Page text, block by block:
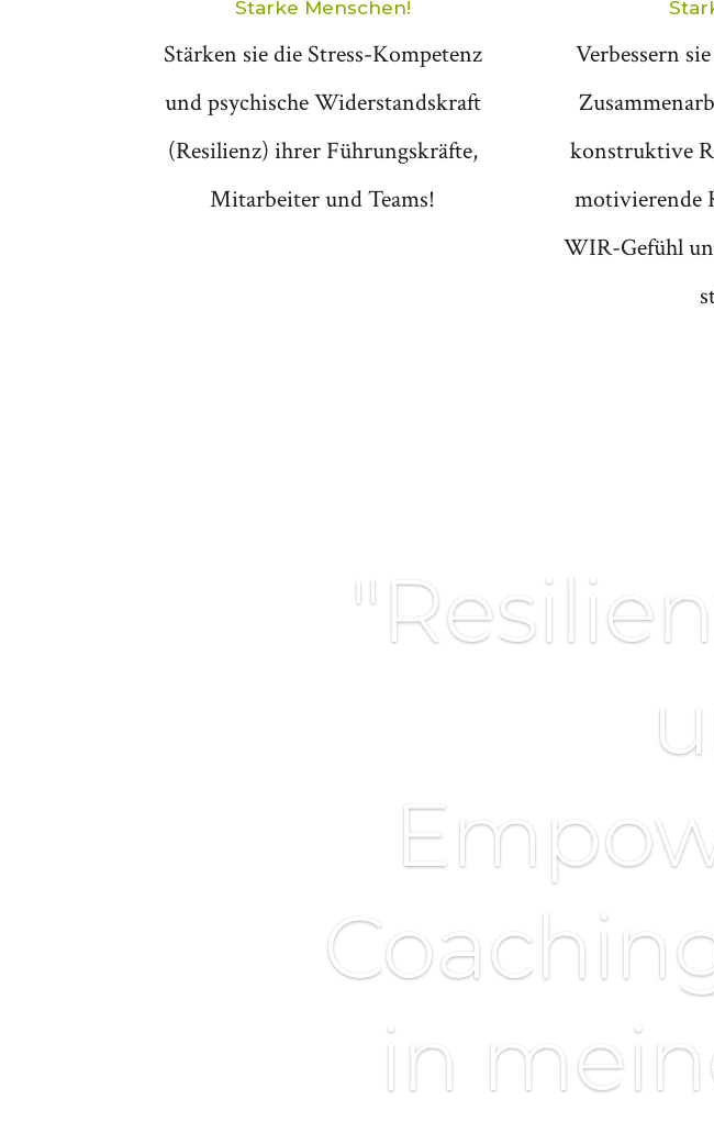
Starke Menschen!
Stärken sie die Stress-Kompetenz
und psychische Widerstandskraft
(Resilienz) ihrer Führungskräfte,
Mitarbeiter und Teams!
Verbessern
konstruktive
motivierende
WIR-Gefühl
in